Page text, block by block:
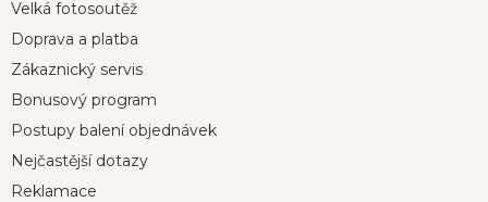
Velká fotosoutěž
Doprava a platba
Zákaznický servis
Bonusový program
Postupy balení objednávek
Nejčastější dotazy
Reklamace